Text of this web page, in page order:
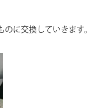
に交換していきます。